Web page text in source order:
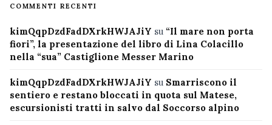
COMMENTI RECENTI
kimQqpDzdFadDXrkHWJAJiY su “Il mare non porta
fiori”, la presentazione del libro di Lina Colacillo
nella “sua” Castiglione Messer Marino
kimQqpDzdFadDXrkHWJAJiY su Smarriscono il
sentiero e restano bloccati in quota sul Matese,
escursionisti tratti in salvo dal Soccorso alpino